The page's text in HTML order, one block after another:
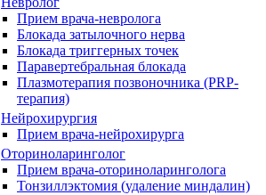
Прием врача-невролога
Блокада затылочного нерва
Блокада триггерных точек
Паравертебральная блокада
Плазмотерапия позвоночника (PRP-
терапия)
Нейрохирургия
Прием врача-нейрохирурга
Оториноларинголог
Прием врача-оториноларинголога
Тонзиллэктомия (удаление миндалин)